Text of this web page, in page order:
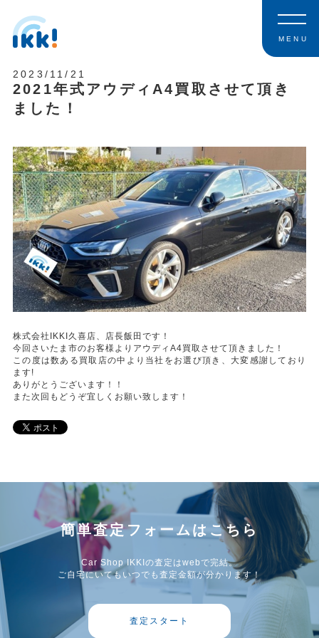
MENU
2023/11/21
2021年式アウディA4買取させて頂き
ました！
株式会社IKKI久喜店、店長飯田です！
今回さいたま市のお客様よりアウディA4買取させて頂きました！
この度は数ある買取店の中より当社をお選び頂き、大変感謝しており
ます!
ありがとうございます！！
また次回もどうぞ宜しくお願い致します！
簡単査定フォームはこちら
Car Shop IKKIの査定はwebで完結。
ご自宅にいてもいつでも査定金額が分かります！
査定スタート